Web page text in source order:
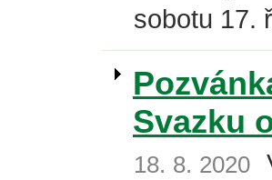
sobotu 17.
Svazku
18. 8. 2020